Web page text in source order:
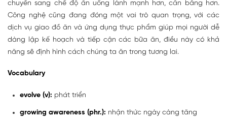
chuyển sang chế độ ăn uống lành mạnh hơn, cân bằng hơn.
Công nghệ cũng đang đóng một vai trò quan trọng, với các
dịch vụ giao đồ ăn và ứng dụng thực phẩm giúp mọi người dễ
dàng lập kế hoạch và tiếp cận các bữa ăn, điều này có khả
năng sẽ định hình cách chúng ta ăn trong tương lai.
Vocabulary
evolve (v): phát triển
growing awareness (phr.): nhận thức ngày càng tăng